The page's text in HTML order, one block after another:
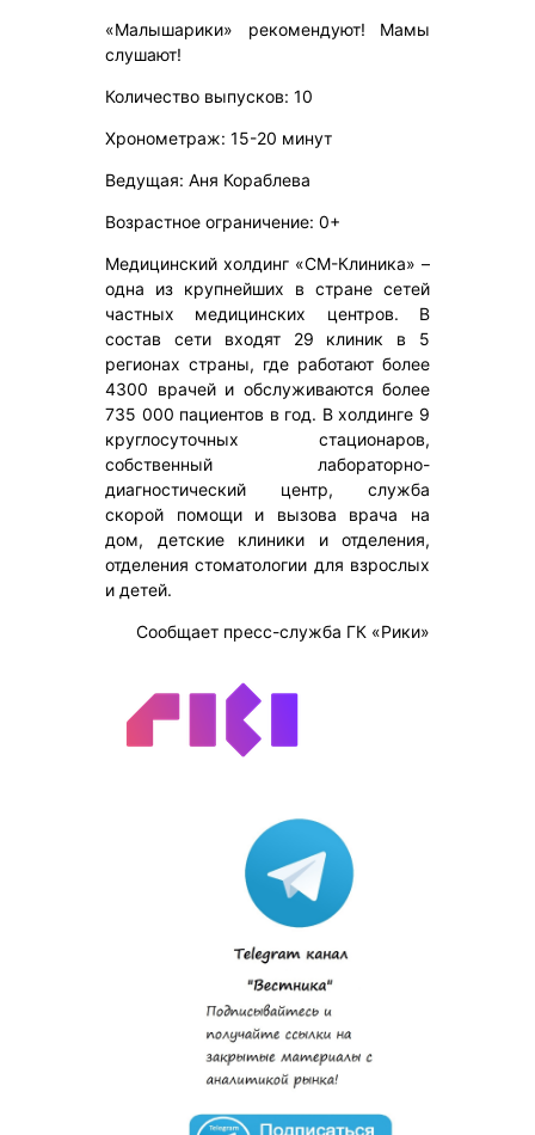
«Малышарики» рекомендуют! Мамы
слушают!
Количество выпусков: 10
Хронометраж: 15-20 минут
Ведущая: Аня Кораблева
Возрастное ограничение: 0+
Медицинский холдинг «СМ-Клиника» –
одна из крупнейших в стране сетей
частных медицинских центров. В
состав сети входят 29 клиник в 5
регионах страны, где работают более
4300 врачей и обслуживаются более
735 000 пациентов в год. В холдинге 9
круглосуточных стационаров,
собственный лабораторно-
диагностический центр, служба
скорой помощи и вызова врача на
дом, детские клиники и отделения,
отделения стоматологии для взрослых
и детей.
Сообщает пресс-служба ГК «Рики»